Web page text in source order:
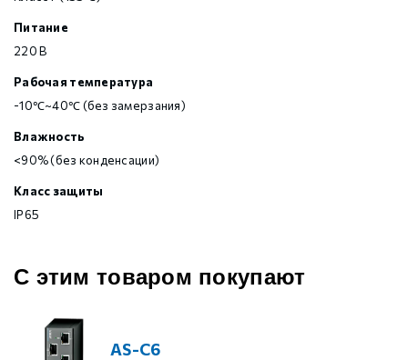
Питание
220 В
Рабочая температура
-10℃~40℃ (без замерзания)
Влажность
<90% (без конденсации)
Класс защиты
IP65
С этим товаром покупают
AS-C6